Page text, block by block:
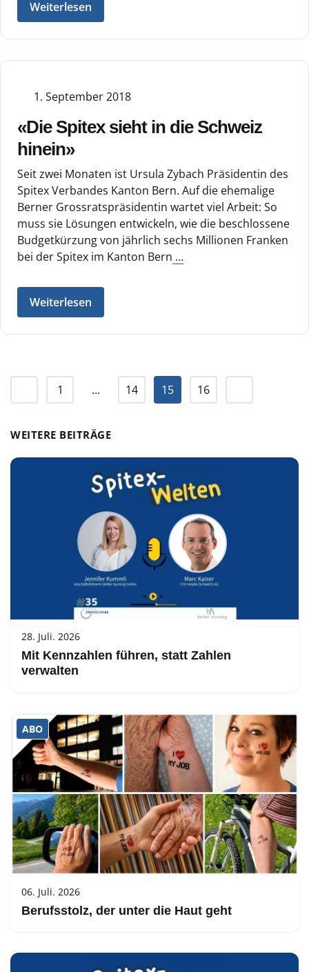
Weiterlesen
1. September 2018
«Die Spitex sieht in die Schweiz
hinein»
Seit zwei Monaten ist Ursula Zybach Präsidentin des
Spitex Verbandes Kanton Bern. Auf die ehemalige
Berner Grossratspräsidentin wartet viel Arbeit: So
muss sie Lösungen entwickeln, wie die beschlossene
Budgetkürzung von jährlich sechs Millionen Franken
bei der Spitex im Kanton Bern …
Weiterlesen
1 ... 14 15 16
WEITERE BEITRÄGE
28. Juli. 2026
Mit Kennzahlen führen, statt Zahlen
verwalten
ABO
06. Juli. 2026
Berufsstolz, der unter die Haut geht